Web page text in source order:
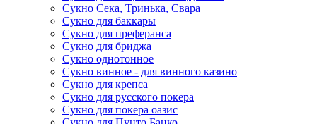
Сукно Сека, Тринька, Свара
Сукно для баккары
Сукно для преферанса
Сукно для бриджа
Сукно однотонное
Сукно винное - для винного казино
Сукно для крепса
Сукно для русского покера
Сукно для покера оазис